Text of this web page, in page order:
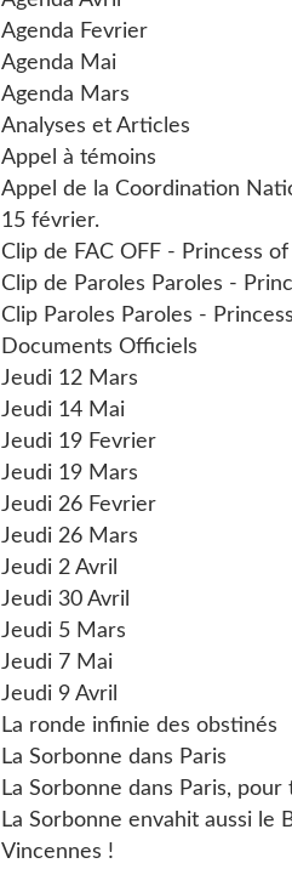
Agenda Fevrier
Agenda Mai
Agenda Mars
Analyses et Articles
Appel à témoins
Appel de la Coordination
15 février.
Clip de FAC OFF - Princess of
Clip de Paroles Paroles -
Clip Paroles Paroles -
Documents Officiels
Jeudi 12 Mars
Jeudi 14 Mai
Jeudi 19 Fevrier
Jeudi 19 Mars
Jeudi 26 Fevrier
Jeudi 26 Mars
Jeudi 2 Avril
Jeudi 30 Avril
Jeudi 5 Mars
Jeudi 7 Mai
Jeudi 9 Avril
La ronde infinie des obstinés
La Sorbonne dans Paris
La Sorbonne dans Paris, pour
La Sorbonne envahit aussi le
Vincennes !